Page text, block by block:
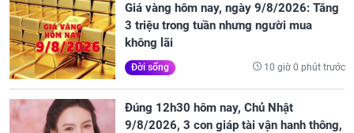
Giá vàng hôm nay, ngày 9/8/2026: Tăng
3 triệu trong tuần nhưng người mua
không lãi
Đời sống 10 giờ 0 phút trước
Đúng 12h30 hôm nay, Chủ Nhật
9/8/2026, 3 con giáp tài vận hanh thông,